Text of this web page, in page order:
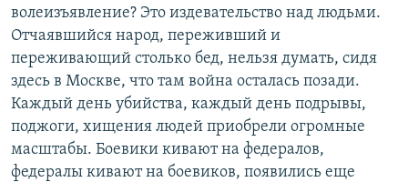
волеизъявление? Это издевательство над людьми.
Отчаявшийся народ, переживший и
переживающий столько бед, нельзя думать, сидя
здесь в Москве, что там война осталась позади.
Каждый день убийства, каждый день подрывы,
поджоги, хищения людей приобрели огромные
масштабы. Боевики кивают на федералов,
федералы кивают на боевиков, появились еще